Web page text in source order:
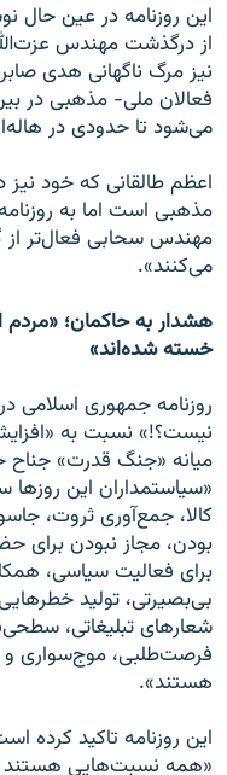
از درگذشت مهندس
نیز مرگ ناگهانی هدی
فعالان ملی- مذهبی در
می‌شود تا حدودی در
اعظم طالقانی که خود
مذهبی است اما به
مهندس سحابی فعال‌تر از
می‌کنند».
هشدار به حاکمان؛
خسته شده‌اند»
روزنامه جمهوری اسلامی
نیست؟!» نسبت به
میانه «جنگ قدرت»
«سیاستمداران این
کالا، جمع‌آوری ثروت،
بودن، مجاز نبودن برای
برای فعالیت سیاسی،
بی‌بصیرتی، تولید
شعارهای تبلیغاتی،
فرصت‌طلبی، موج‌سواری و
هستند».
این روزنامه تاکید کرده
«همه نسبت‌هایی هستند